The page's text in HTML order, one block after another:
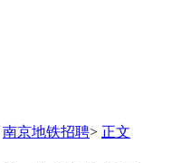
南京地铁招聘> 正文